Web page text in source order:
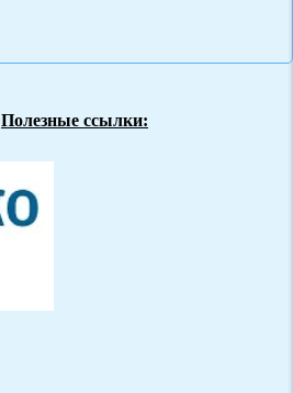
Полезные ссылки: